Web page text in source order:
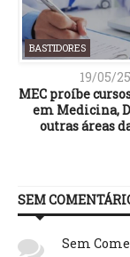
BASTIDORES
19/05/25
MEC proíbe
em Medicina,
outras áreas
SEM
Sem